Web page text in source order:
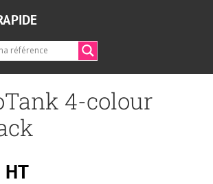
4-colour
HT